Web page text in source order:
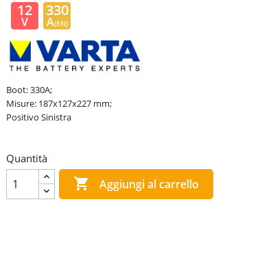
12
V
330
A(EN)
Boot: 330A;
Misure: 187x127x227 mm;
Positivo Sinistra
Quantità
 Aggiungi al carrello